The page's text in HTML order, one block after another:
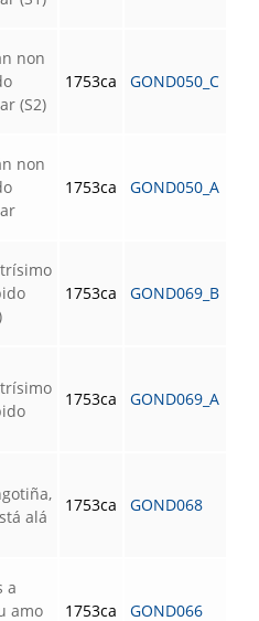
non
(S2)
1753ca GOND050_C
non
1753ca GOND050_A
1753ca GOND069_B
1753ca GOND069_A
alá
1753ca GOND068
a
amo
1753ca GOND066